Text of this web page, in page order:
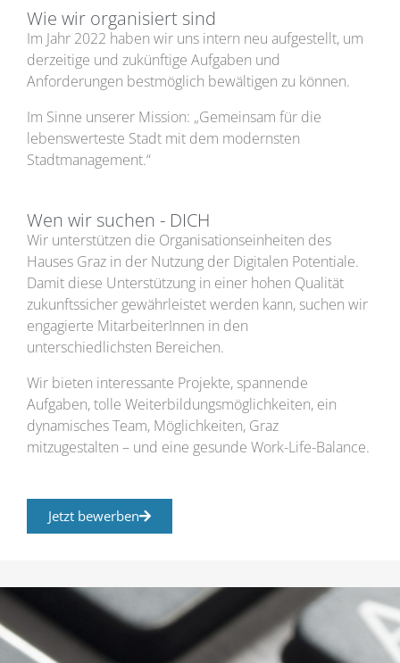
Wie wir organisiert sind
Im Jahr 2022 haben wir uns intern neu aufgestellt, um
derzeitige und zukünftige Aufgaben und
Anforderungen bestmöglich bewältigen zu können.
Im Sinne unserer Mission: „Gemeinsam für die
lebenswerteste Stadt mit dem modernsten
Stadtmanagement.“
Wen wir suchen - DICH
Wir unterstützen die Organisationseinheiten des
Hauses Graz in der Nutzung der Digitalen Potentiale.
Damit diese Unterstützung in einer hohen Qualität
zukunftssicher gewährleistet werden kann, suchen wir
engagierte MitarbeiterInnen in den
unterschiedlichsten Bereichen.
Wir bieten interessante Projekte, spannende
Aufgaben, tolle Weiterbildungsmöglichkeiten, ein
dynamisches Team, Möglichkeiten, Graz
mitzugestalten – und eine gesunde Work-Life-Balance.
Jetzt bewerben